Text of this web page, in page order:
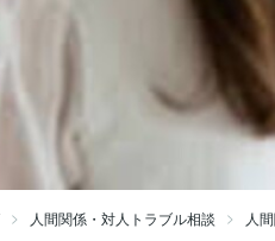
人間関係・対人トラブル相談 人